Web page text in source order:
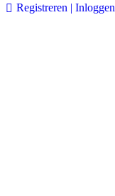
Registreren | Inloggen